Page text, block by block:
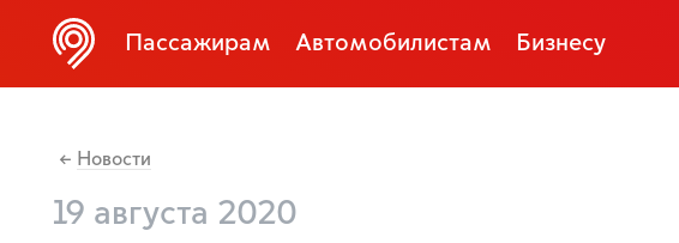
Пассажирам Автомобилистам Бизнесу
← Новости
19 августа 2020